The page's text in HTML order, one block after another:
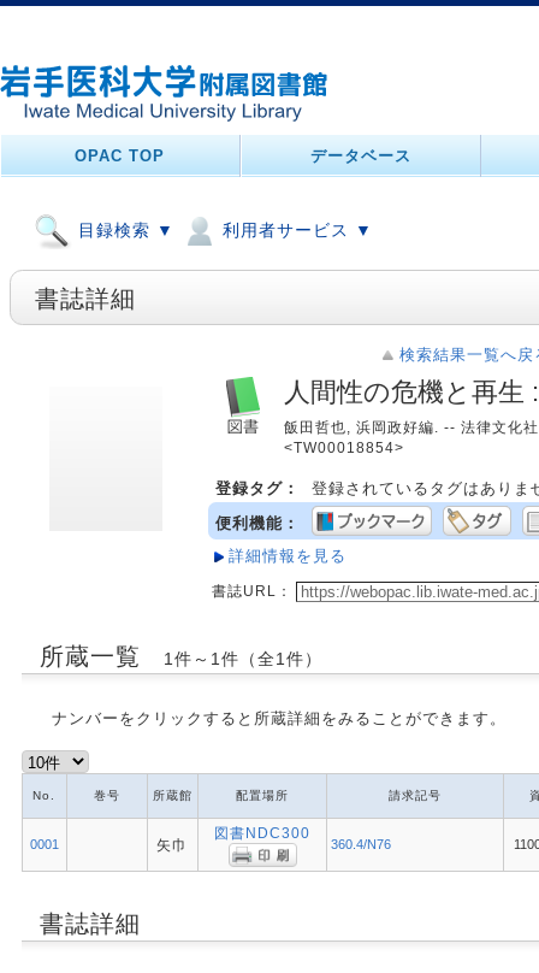
OPAC TOP データベース
目録検索 ▼ 利用者サービス ▼
書誌詳細
検索結果一覧へ戻
人間性の危機と再生
飯田哲也, 浜岡政好編. -- 法律文化
<TW00018854>
登録タグ：
登録されているタグはありま
便利機能：
詳細情報を見る
書誌URL：
所蔵一覧 1件～1件（全1件）
ナンバーをクリックすると所蔵詳細をみることができます。
No. 巻号 所蔵館 配置場所 請求記号
0001 矢巾
図書NDC300
360.4/N76
書誌詳細